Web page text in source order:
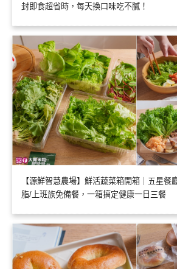
封即食超省時，每天換口味吃不膩！
【源鮮智慧農場】鮮活蔬菜箱開箱｜五星餐
脂/上班族免備餐，一箱搞定健康一日三餐